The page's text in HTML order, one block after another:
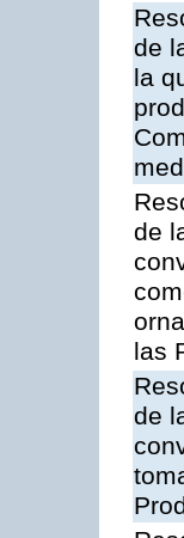
de
la
de
las
de